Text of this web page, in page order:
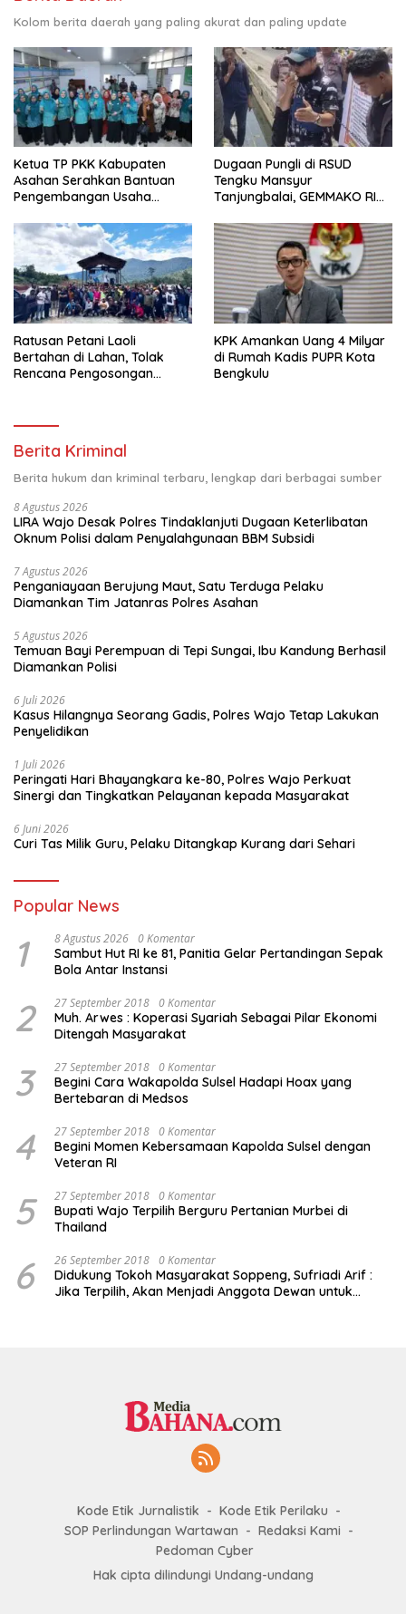
Kolom berita daerah yang paling akurat dan paling update
Ketua TP PKK Kabupaten
Asahan Serahkan Bantuan
Pengembangan Usaha
Pemberdayaan dan
Kesejahteraan Keluarga di
Kelurahan Sentang
Dugaan Pungli di RSUD
Tengku Mansyur
Tanjungbalai, GEMMAKO RI
Tuntas
Ratusan Petani Laoli
Bertahan di Lahan, Tolak
Rencana Pengosongan
KPK Amankan Uang 4 Milyar
di Rumah Kadis PUPR Kota
Bengkulu
Berita Kriminal
Berita hukum dan kriminal terbaru, lengkap dari berbagai sumber
8 Agustus 2026
LIRA Wajo Desak Polres Tindaklanjuti Dugaan Keterlibatan
Oknum Polisi dalam Penyalahgunaan BBM Subsidi
7 Agustus 2026
Penganiayaan Berujung Maut, Satu Terduga Pelaku
Diamankan Tim Jatanras Polres Asahan
5 Agustus 2026
Temuan Bayi Perempuan di Tepi Sungai, Ibu Kandung Berhasil
Diamankan Polisi
6 Juli 2026
Kasus Hilangnya Seorang Gadis, Polres Wajo Tetap Lakukan
Penyelidikan
1 Juli 2026
Peringati Hari Bhayangkara ke-80, Polres Wajo Perkuat
Sinergi dan Tingkatkan Pelayanan kepada Masyarakat
6 Juni 2026
Curi Tas Milik Guru, Pelaku Ditangkap Kurang dari Sehari
Popular News
1 8 Agustus 2026 0 Komentar
Sambut Hut RI ke 81, Panitia Gelar Pertandingan Sepak
Bola Antar Instansi
2 27 September 2018 0 Komentar
Muh. Arwes : Koperasi Syariah Sebagai Pilar Ekonomi
Ditengah Masyarakat
3 27 September 2018 0 Komentar
Begini Cara Wakapolda Sulsel Hadapi Hoax yang
Bertebaran di Medsos
4 27 September 2018 0 Komentar
Begini Momen Kebersamaan Kapolda Sulsel dengan
Veteran RI
5 27 September 2018 0 Komentar
Bupati Wajo Terpilih Berguru Pertanian Murbei di
Thailand
6 26 September 2018 0 Komentar
Didukung Tokoh Masyarakat Soppeng, Sufriadi Arif :
Jika Terpilih, Akan Menjadi Anggota Dewan untuk
Kode Etik Jurnalistik
Kode Etik Perilaku
SOP Perlindungan Wartawan
Redaksi Kami
Pedoman Cyber
Hak cipta dilindungi Undang-undang